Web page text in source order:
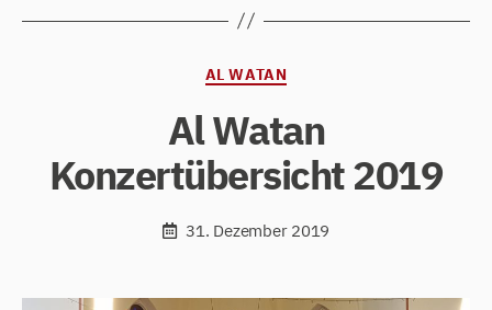
Kategorien
AL WATAN
Al Watan
Konzertübersicht 2019
31. Dezember 2019